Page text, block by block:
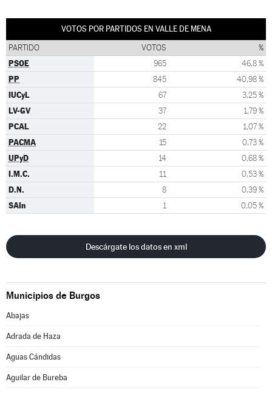
VOTOS POR PARTIDOS EN VALLE DE MENA
PARTIDO VOTOS %
PSOE 965 46,8 %
PP 845 40,98 %
IUCyL 67 3,25 %
LV-GV 37 1,79 %
PCAL 22 1,07 %
PACMA 15 0,73 %
UPyD 14 0,68 %
I.M.C. 11 0,53 %
D.N. 8 0,39 %
SAIn 1 0,05 %
Descárgate los datos en xml
Municipios de Burgos
Abajas
Adrada de Haza
Aguas Cándidas
Aguilar de Bureba